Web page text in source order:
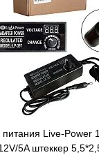
Купить в 1 клик К
избранное В
питания Live-Power
5A штеккер